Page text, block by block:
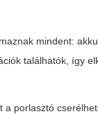
mindent:
találhatók, így
porlasztó